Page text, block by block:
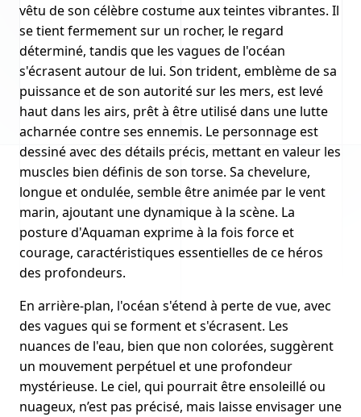
vêtu de son célèbre costume aux teintes vibrantes. Il
se tient fermement sur un rocher, le regard
déterminé, tandis que les vagues de l'océan
s'écrasent autour de lui. Son trident, emblème de sa
puissance et de son autorité sur les mers, est levé
haut dans les airs, prêt à être utilisé dans une lutte
acharnée contre ses ennemis. Le personnage est
dessiné avec des détails précis, mettant en valeur les
muscles bien définis de son torse. Sa chevelure,
longue et ondulée, semble être animée par le vent
marin, ajoutant une dynamique à la scène. La
posture d'Aquaman exprime à la fois force et
courage, caractéristiques essentielles de ce héros
des profondeurs.
En arrière-plan, l'océan s'étend à perte de vue, avec
des vagues qui se forment et s'écrasent. Les
nuances de l'eau, bien que non colorées, suggèrent
un mouvement perpétuel et une profondeur
mystérieuse. Le ciel, qui pourrait être ensoleillé ou
nuageux, n’est pas précisé, mais laisse envisager une